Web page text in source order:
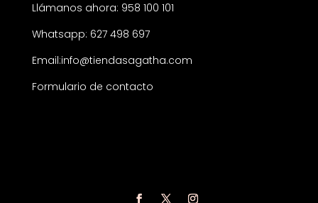
Llámanos ahora: 958 100 101
Whatsapp: 627 498 697
Email:info@tiendasagatha.com
Formulario de contacto